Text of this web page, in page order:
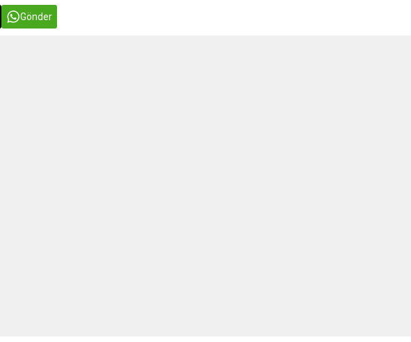
Gönder